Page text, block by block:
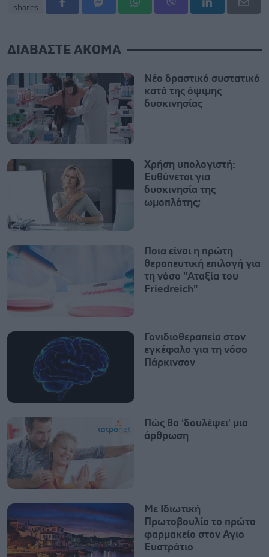
shares
ΔΙΑΒΑΣΤΕ ΑΚΟΜΑ
Νέο δραστικό συστατικό
κατά της όψιμης
δυσκινησίας
Χρήση υπολογιστή:
Ευθύνεται για
δυσκινησία της
ωμοπλάτης;
Ποια είναι η πρώτη
θεραπευτική επιλογή για
τη νόσο "Αταξία του
Friedreich"
Γονιδιοθεραπεία στον
εγκέφαλο για τη νόσο
Πάρκινσον
Πώς θα ‘δουλέψει’ μια
άρθρωση
Με Ιδιωτική
Πρωτοβουλία το πρώτο
φαρμακείο στον Αγιο
Ευστράτιο